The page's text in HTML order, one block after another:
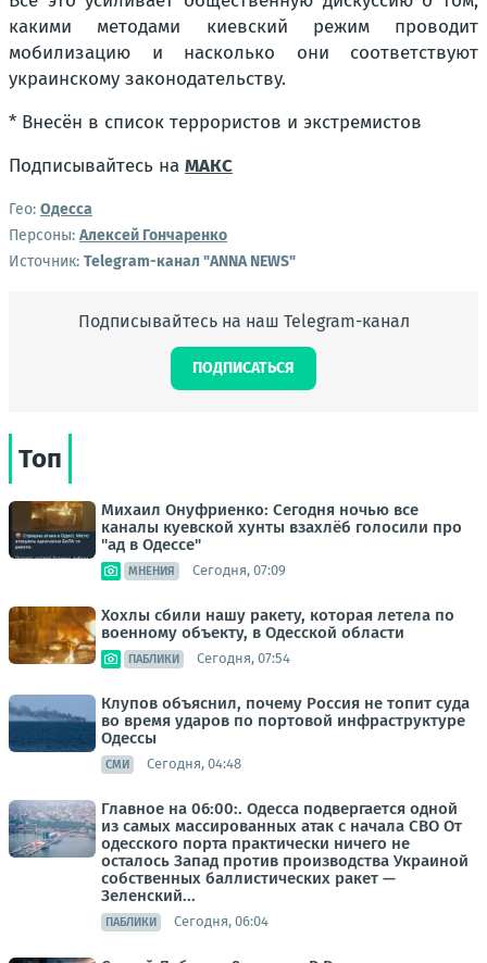
какими методами киевский режим проводит
мобилизацию и насколько они соответствуют
украинскому законодательству.
* Внесён в список террористов и экстремистов
Подписывайтесь на МАКС
Гео: Одесса
Персоны: Алексей Гончаренко
Источник: Telegram-канал "ANNA NEWS"
Подписывайтесь на наш Telegram-канал
ПОДПИСАТЬСЯ
Топ
Михаил Онуфриенко: Сегодня ночью все
каналы куевской хунты взахлёб голосили про
"ад в Одессе"
МНЕНИЯ Сегодня, 07:09
Хохлы сбили нашу ракету, которая летела по
военному объекту, в Одесской области
ПАБЛИКИ Сегодня, 07:54
Клупов объяснил, почему Россия не топит суда
во время ударов по портовой инфраструктуре
Одессы
СМИ Сегодня, 04:48
Главное на 06:00:. Одесса подвергается одной
из самых массированных атак с начала СВО От
одесского порта практически ничего не
осталось Запад против производства Украиной
собственных баллистических ракет —
Зеленский...
ПАБЛИКИ Сегодня, 06:04